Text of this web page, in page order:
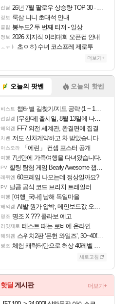
잡담 26년 7월 팔로우 상승량 TOP 30 - 월간 치지직
정보 룩삼 니니 초대석 안내
클립 봉누도2 두 번째 티저 - 일상
정보 2026 치지직 이리대회 오픈컵 안내
ㅗㅜㅑ 초ㅇㅎ) 수녀 코스프레 제로투
더보기+
오늘의 팟벤 오늘의 핫벤
비스트 챕터별 길찾기/지도 공략 (1 ~ 12장)
섭컬겜 [무한대] 출시일, 8월 13일에 나오나
해외겜 FF7 외전 세계관, 완결편에 집결
차벤 저도 신차계약하고 차 받았습니다
아스오라 「에린」 컨셉 포스터 공개
여행 7년만에 가족여행을 다녀왔습니다.
PV 힐링 탐험 게임 Bearly Awesome 챕터 1 트레일러
레퀴엠 60프레임 나오는데 정상일까요?
PV 탈콥 공식 코드 브리치 트레일러
여행 [여행_국내] 남해 독일마을
해외겜 AI발 원가 압박, 메인보드값 오르나
명조 명조 X ??? 콜라보 예고
리밋제로 테스트 때는 로비에 온라인 기능이 있는데
해외겜 스위치2판 ‘몬헌 와일즈’, 30~40fps 목표 추정
명조 체험 캐릭터만으로 허상 40레벨 하이와티아 5분 컷!｜에이메스·린네·모니에 명함
새로고침
핫딜 게시판 더보기+